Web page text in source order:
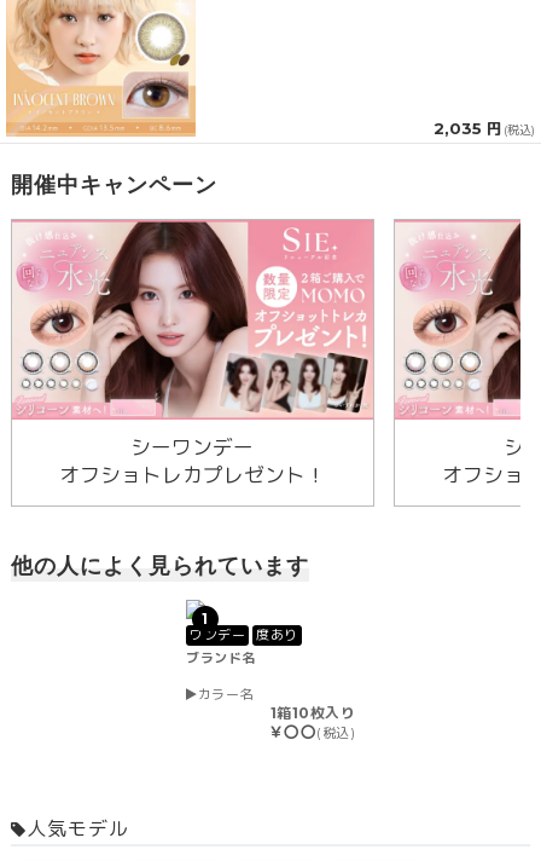
2,035 円 (税込)
開催中キャンペーン
シーワンデー
オフショトレカプレゼント！
シ
オフショ
他の人によく見られています
1
ワンデー
度あり
ブランド名
カラー名
1箱10枚入り
￥〇〇(税込)
人気モデル